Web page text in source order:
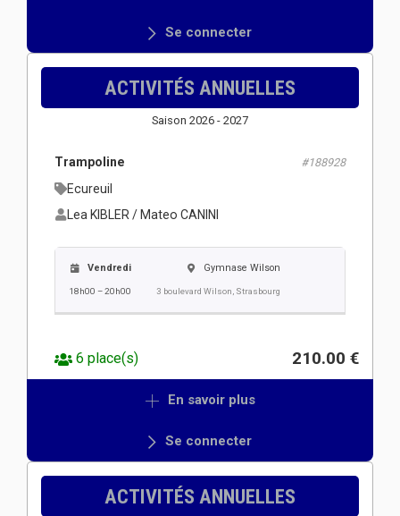
Se connecter
ACTIVITÉS ANNUELLES
Saison 2026 - 2027
Trampoline #188928
Ecureuil
Lea KIBLER / Mateo CANINI
Vendredi
18h00 – 20h00
Gymnase Wilson
3 boulevard Wilson, Strasbourg
6 place(s) 210.00 €
En savoir plus
Se connecter
ACTIVITÉS ANNUELLES